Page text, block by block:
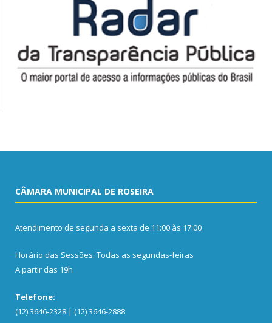
CÂMARA MUNICIPAL DE ROSEIRA
Atendimento de segunda a sexta de 11:00 às 17:00
Horário das Sessões: Todas as segundas-feiras
A partir das 19h
Telefone:
(12) 3646-2328 | (12) 3646-2888